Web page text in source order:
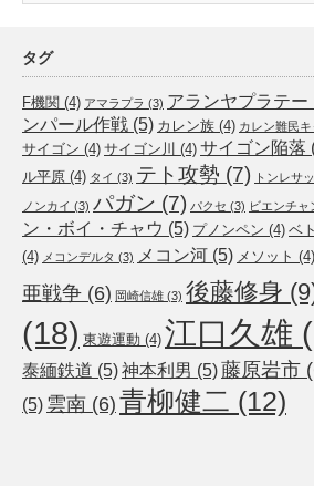
タグ
F機関 (4) アマラプラ (3) アランヤプラテー
ンパール作戦 (5) カレン族 (4) カレン難民
サイゴン (4) サイゴン川 (4) サイゴン陥落
ル平原 (4) タイ (3) テト攻勢 (7) トンレサ
ノンカイ (3) パガン (7) パクセ (3) ビエンチャ
ン・ボイ・チャウ (5) プノンペン (4) ベ
(4) メコンデルタ (3) メコン河 (5) メソット (4)
亜戦争 (6) 岡崎信雄 (3) 後藤修身
(18) 東遊運動 (4) 江口久雄
泰緬鉄道 (5)神本利男 (5)藤原岩市
(5) 雲南 (6) 青柳健二 (12)